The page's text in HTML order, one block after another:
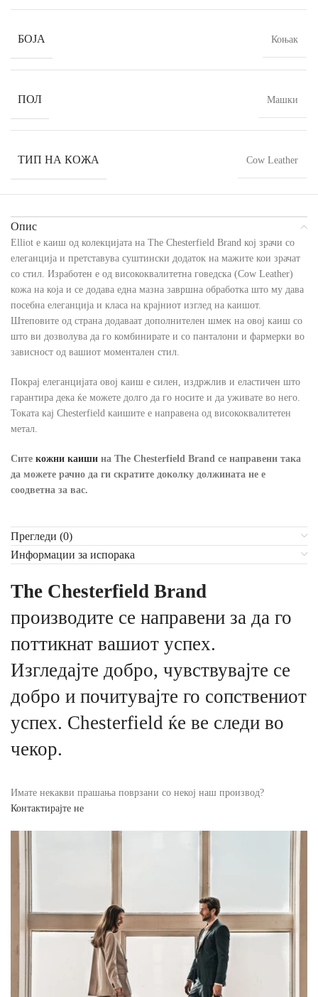
БОЈА Коњак
ПОЛ Машки
ТИП НА КОЖА Cow Leather
Опис
Elliot е каиш од колекцијата на The Chesterfield Brand кој зрачи со
елеганција и претставува суштински додаток на мажите кои зрачат
со стил. Изработен е од висококвалитетна говедска (Cow Leather)
кожа на која и се додава една мазна завршна обработка што му дава
посебна елеганција и класа на крајниот изглед на каишот.
Штеповите од страна додаваат дополнителен шмек на овој каиш со
што ви дозволува да го комбинирате и со панталони и фармерки во
зависност од вашиот моментален стил.
Покрај елеганцијата овој каиш е силен, издржлив и еластичен што
гарантира дека ќе можете долго да го носите и да уживате во него.
Токата кај Chesterfield каишите е направена од висококвалитетен
метал.
Сите кожни каиши на The Chesterfield Brand се направени така
да можете рачно да ги скратите доколку должината не е
соодветна за вас.
Прегледи (0)
Информации за испорака
The Chesterfield Brand
производите се направени за да го
поттикнат вашиот успех.
Изгледајте добро, чувствувајте се
добро и почитувајте го сопствениот
успех. Chesterfield ќе ве следи во
чекор.
Имате некакви прашања поврзани со некој наш производ?
Контактирајте не